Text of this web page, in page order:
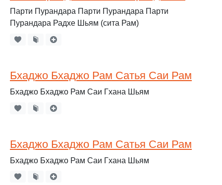
Парти Пурандара Парти Пурандара Парти
Пурандара Радхе Шьям (сита Рам)
Бхаджо Бхаджо Рам Сатья Саи Рам
Бхаджо Бхаджо Рам Саи Гхана Шьям
Бхаджо Бхаджо Рам Сатья Саи Рам
Бхаджо Бхаджо Рам Саи Гхана Шьям